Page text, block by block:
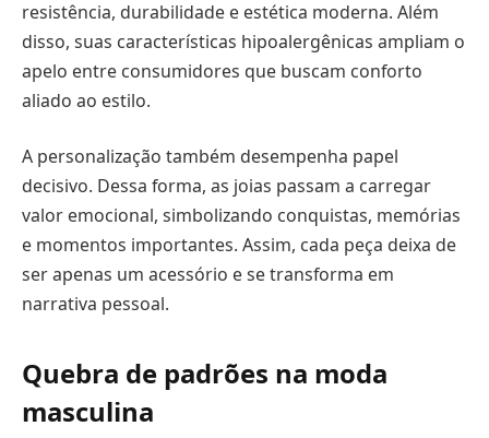
resistência, durabilidade e estética moderna. Além
disso, suas características hipoalergênicas ampliam o
apelo entre consumidores que buscam conforto
aliado ao estilo.
A personalização também desempenha papel
decisivo. Dessa forma, as joias passam a carregar
valor emocional, simbolizando conquistas, memórias
e momentos importantes. Assim, cada peça deixa de
ser apenas um acessório e se transforma em
narrativa pessoal.
Quebra de padrões na moda
masculina